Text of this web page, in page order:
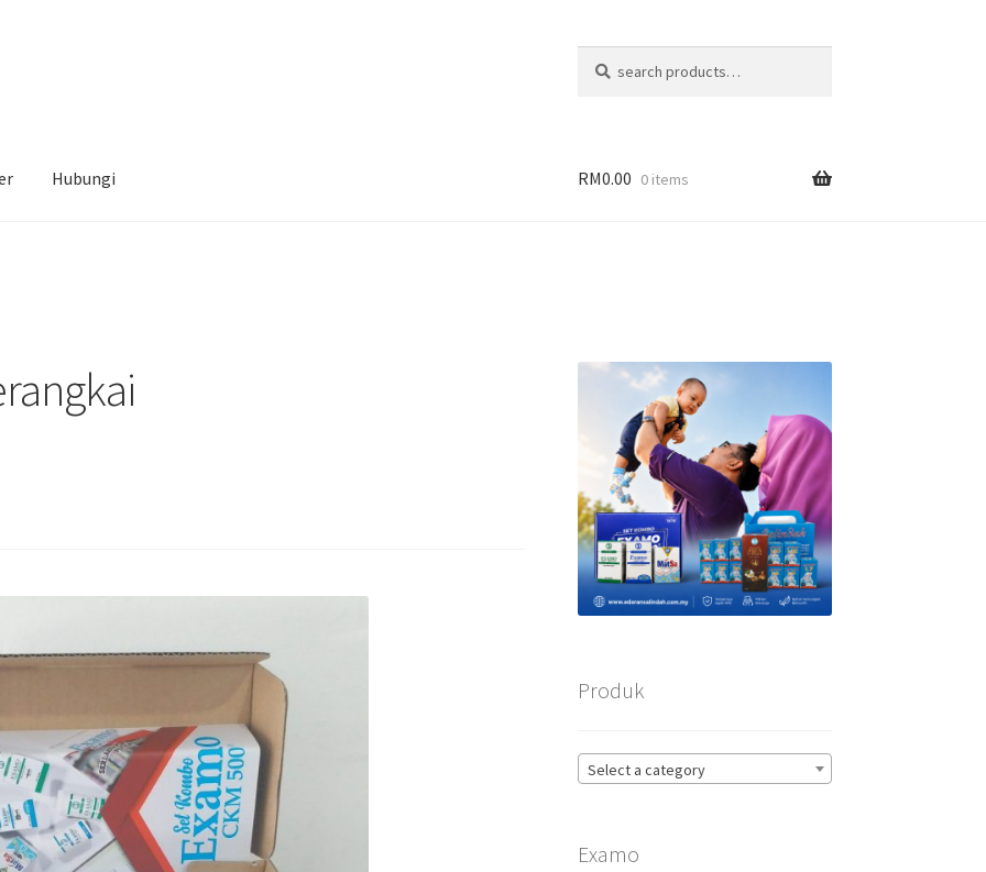
for:
Hubungi RM0.00 0 items
Produk
Select a category
Examo